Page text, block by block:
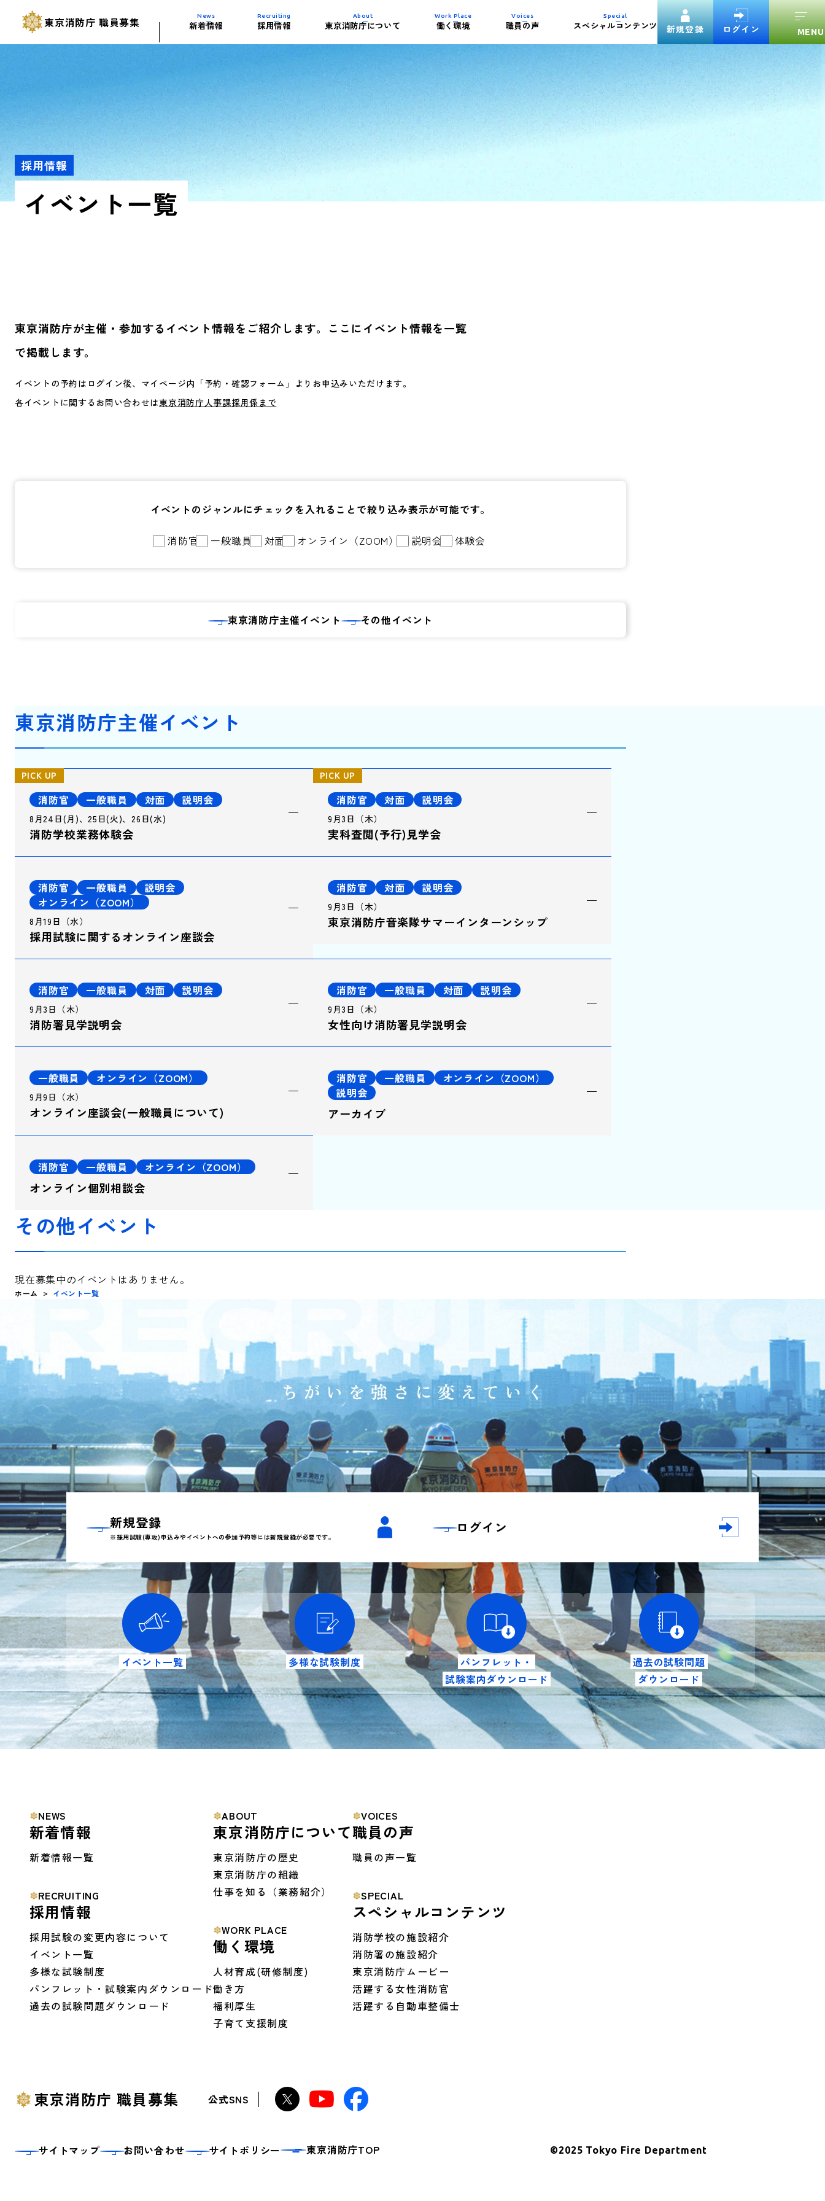
東京消防庁 職員募集 News
新着情報
Recruiting
採用情報
採用試験の変更内容について
多様な試験制度
パンフレット・試験案内ダウンロード
過去の試験問題ダウンロード
About
東京消防庁について
東京消防庁の組織
仕事を知る（業務紹介）
Work Place
働く環境
福利厚生
子育て支援制度
Voices
職員の声
Special
スペシャルコンテンツ
消防署の施設紹介
東京消防庁ムービー
活躍する女性消防官
活躍する自動車整備士
新規登録 ログイン
採用情報
イベント一覧
東京消防庁が主催・参加するイベント情報をご紹介します。ここにイベント情報を一覧
で掲載します。
イベントの予約はログイン後、マイページ内「予約・確認フォーム」よりお申込みいただけます。
各イベントに関するお問い合わせは東京消防庁人事課採用係まで
イベントのジャンルにチェックを入れることで絞り込み表示が可能です。
消防官 一般職員 対面 オンライン（ZOOM） 説明会 体験会
東京消防庁主催イベント その他イベント
東京消防庁主催イベント
消防官 一般職員 対面 説明会
8月24日(月)、25日(火)、26日(水)
消防学校業務体験会
消防官 対面 説明会
9月3日（木）
実科査閲(予行)見学会
消防官 一般職員
説明会
オンライン（ZOOM）
8月19日（水）
採用試験に関するオンライン座談会
消防官 対面 説明会
9月3日（木）
東京消防庁音楽隊サマーインターンシップ
消防官 一般職員 対面 説明会
9月3日（木）
消防署見学説明会
消防官 一般職員 対面 説明会
9月3日（木）
女性向け消防署見学説明会
一般職員 オンライン（ZOOM）
9月9日（水）
オンライン座談会(一般職員について)
消防官 一般職員
オンライン（ZOOM）
説明会
アーカイブ
消防官 一般職員 オンライン（ZOOM）
オンライン個別相談会
その他イベント
現在募集中のイベントはありません。
ホーム イベント一覧
新規登録
※採用試験(専攻)申込みやイベントへの参加予約等には新規登録が必要です。
ログイン
イベント一覧 多様な試験制度
パンフレット・
試験案内ダウンロード
過去の試験問題
ダウンロード
NEWS
新着情報
新着情報一覧
RECRUITING
採用情報
採用試験の変更内容について
イベント一覧
多様な試験制度
パンフレット・試験案内ダウンロード
過去の試験問題ダウンロード
ABOUT
東京消防庁について
東京消防庁の歴史
東京消防庁の組織
仕事を知る（業務紹介）
WORK PLACE
働く環境
人材育成(研修制度)
働き方
福利厚生
子育て支援制度
VOICES
職員の声
職員の声一覧
SPECIAL
スペシャルコンテンツ
消防学校の施設紹介
消防署の施設紹介
東京消防庁ムービー
活躍する女性消防官
活躍する自動車整備士
東京消防庁 職員募集 公式SNS
サイトマップ お問い合わせ サイトポリシー 東京消防庁TOP ©2025 Tokyo Fire Department